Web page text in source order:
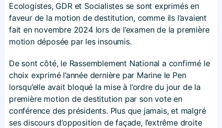
Ecologistes, GDR et Socialistes se sont exprimés en
faveur de la motion de destitution, comme ils l’avaient
fait en novembre 2024 lors de l’examen de la première
motion déposée par les insoumis.
De sont côté, le Rassemblement National a confirmé le
choix exprimé l’année dernière par Marine le Pen
lorsqu’elle avait bloqué la mise à l’ordre du jour de la
première motion de destitution par son vote en
conférence des présidents. Plus que jamais, et malgré
ses discours d’opposition de façade, l’extrême droite